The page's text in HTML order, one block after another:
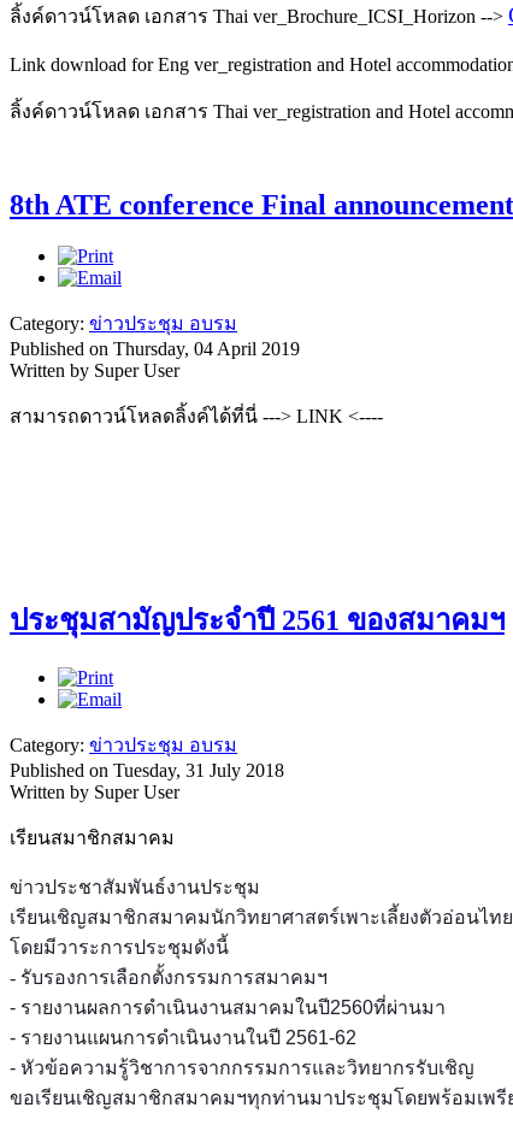
ลิ้งค์ดาวน์โหลด เอกสาร Thai ver_Brochure_ICSI_Horizon -->
Link download for Eng ver_registration and Hotel
ลิ้งค์ดาวน์โหลด เอกสาร Thai ver_registration and Hotel
8th ATE conference Final announcement
Category: ข่าวประชุม อบรม
Published on Thursday, 04 April 2019
Written by Super User
สามารถดาวน์โหลดลิ้งค์ได้ที่นี่ ---> LINK <----
ประชุมสามัญประจำปี 2561 ของสมาคมฯ
Category: ข่าวประชุม อบรม
Published on Tuesday, 31 July 2018
Written by Super User
เรียนสมาชิกสมาคม
ข่าวประชาสัมพันธ์งานประชุม
เรียนเชิญสมาชิกสมาคมนักวิทยาศาสตร์เพาะเลี้ยงตัวอ่อนไ
โดยมีวาระการประชุมดังนี้
- รับรองการเลือกตั้งกรรมการสมาคมฯ
- รายงานผลการดำเนินงานสมาคมในปี2560ที่ผ่านมา
- รายงานแผนการดำเนินงานในปี 2561-62
- หัวข้อความรู้วิชาการจากกรรมการและวิทยากรรับเชิญ
ขอเรียนเชิญสมาชิกสมาคมฯทุกท่านมาประชุมโดยพร้อมเพรี